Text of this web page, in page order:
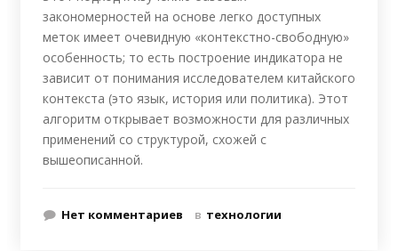
закономерностей на основе легко доступных
меток имеет очевидную «контекстно-свободную»
особенность; то есть построение индикатора не
зависит от понимания исследователем китайского
контекста (это язык, история или политика). Этот
алгоритм открывает возможности для различных
применений со структурой, схожей с
вышеописанной.
Нет комментариев в технологии